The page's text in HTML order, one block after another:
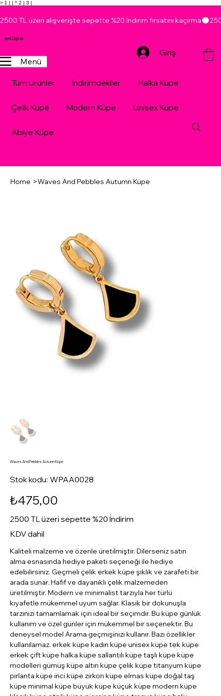
> 1 | | ^ 2 | 3 |
2500 TL üzeri alışverişte sepette %20 İndirim fırsatını kaçırma
Menü
eKüpe
Tüm Ürünler İndirimdekiler Halka Küpe
Çelik Küpe Modern Küpe Unisex Küpe
Abiye Küpe
Giriş
Home >Waves And Pebbles Autumn Küpe
Waves And Pebbles Autumn Küpe
Stok kodu: Stok
kodu:
WPAA0028
₺475,00
2500 TL üzeri sepette %20 İndirim
KDV dahil
Kaliteli malzeme ve özenle üretilmiştir. Dilerseniz satın
alma esnasında hediye paketi seçeneği ile hediye
edebilirsiniz. Geçmeli çelik erkek küpe şıklık ve zarafeti bir
arada sunar. Hafif ve dayanıklı çelik malzemeden
üretilmiştir. Modern ve minimalist tarzıyla her türlü
kıyafetle mükemmel uyum sağlar. Klasik bir dokunuşla
tarzınızı tamamlamak için ideal bir seçimdir. Bu küpe günlük
kullanım ve özel günler için mükemmel bir seçenektir. Bu
deneysel model Arama geçmişinizi kullanır. Bazı özellikler
kullanılamaz. erkek küpe kadın küpe unisex küpe tek küpe
erkek çift küpe halka küpe sallantılı küpe taşlı küpe küpe
modelleri gümüş küpe altın küpe çelik küpe titanyum küpe
pırlanta küpe inci küpe zirkon küpe elmas küpe doğal taş
küpe minimal küpe büyük küpe küçük küpe modern küpe